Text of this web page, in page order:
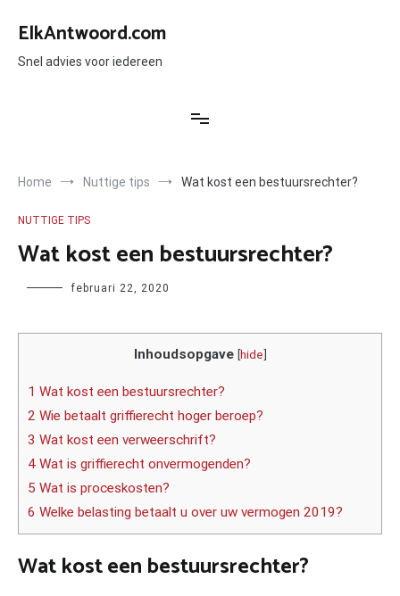
naar
inhoud
ElkAntwoord.com
Snel advies voor iedereen
Home Nuttige tips Wat kost een bestuursrechter?
NUTTIGE TIPS
Wat kost een bestuursrechter?
Author februari 22, 2020
Inhoudsopgave [hide]
1 Wat kost een bestuursrechter?
2 Wie betaalt griffierecht hoger beroep?
3 Wat kost een verweerschrift?
4 Wat is griffierecht onvermogenden?
5 Wat is proceskosten?
6 Welke belasting betaalt u over uw vermogen 2019?
Wat kost een bestuursrechter?